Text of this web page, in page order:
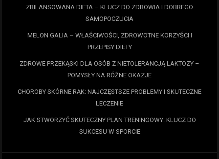
ZBILANSOWANA DIETA – KLUCZ DO ZDROWIA I DOBREGO
SAMOPOCZUCIA
MELON GALIA – WŁAŚCIWOŚCI, ZDROWOTNE KORZYŚCI I
PRZEPISY DIETY
ZDROWE PRZEKĄSKI DLA OSÓB Z NIETOLERANCJĄ LAKTOZY –
POMYSŁY NA RÓŻNE OKAZJE
CHOROBY SKÓRNE RĄK: NAJCZĘSTSZE PROBLEMY I SKUTECZNE
LECZENIE
JAK STWORZYĆ SKUTECZNY PLAN TRENINGOWY: KLUCZ DO
SUKCESU W SPORCIE